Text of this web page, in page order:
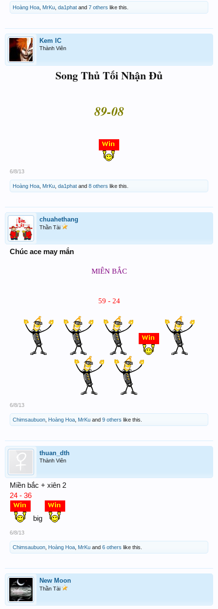
Hoàng Hoa MrKu da1phat and 7 others like this.
Kem IC
Thành Viên
Song Thủ Tối Nhận Đủ
89-08
6/8/13
Hoàng Hoa MrKu da1phat and 8 others like this.
chuahethang
Thần Tài
Chúc ace may mắn
MIÊN BẮC
59 - 24
6/8/13
Chimsaubuon Hoàng Hoa MrKu and 9 others like this.
thuan_dth
Thành Viên
Miền bắc + xiên 2
24 - 36
big
6/8/13
Chimsaubuon Hoàng Hoa MrKu and 6 others like this.
New Moon
Thần Tài